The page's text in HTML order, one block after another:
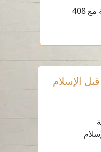
عملة فضية ما قبل الإسلام تعود إلى القرن الثالث قبل الميلاد من الموقع الأثري في مليحة، الشارقة، الإمارات العربية المتحدة. تم العثور على العملة داخل جرة فخارية مع 408
الإسلام